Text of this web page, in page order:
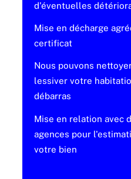
d'éventuelles
Mise en décharge
certificat
Nous pouvons
lessiver votre
débarras
Mise en relation avec
agences pour
votre bien